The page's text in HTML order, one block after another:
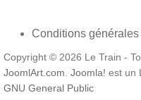
Conditions
Copyright © 2026 Le Train -
JoomlArt.com Joomla! est un
GNU General Public